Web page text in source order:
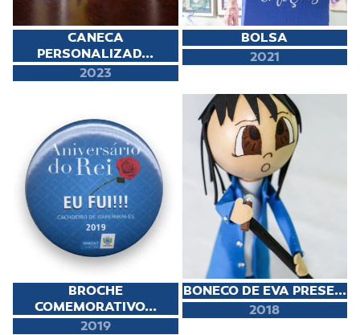
CANECA
PERSONALIZAD...
2023
BOLSA
2021
BROCHE
COMEMORATIVO...
2019
BONECO DE EVA PRESE...
2018